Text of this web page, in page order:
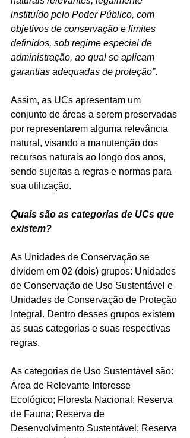
instituído pelo Poder Público, com
objetivos de conservação e limites
definidos, sob regime especial de
administração, ao qual se aplicam
garantias adequadas de proteção”.
Assim, as UCs apresentam um
conjunto de áreas a serem preservadas
por representarem alguma relevância
natural, visando a manutenção dos
recursos naturais ao longo dos anos,
sendo sujeitas a regras e normas para
sua utilização.
Quais são as categorias de UCs que
existem?
As Unidades de Conservação se
dividem em 02 (dois) grupos: Unidades
de Conservação de Uso Sustentável e
Unidades de Conservação de Proteção
Integral. Dentro desses grupos existem
as suas categorias e suas respectivas
regras.
As categorias de Uso Sustentável são:
Área de Relevante Interesse
Ecológico; Floresta Nacional; Reserva
de Fauna; Reserva de
Desenvolvimento Sustentável; Reserva